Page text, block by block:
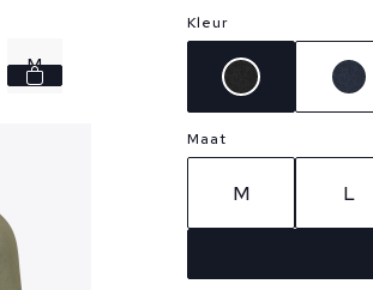
M
Kleur
Maat
M L